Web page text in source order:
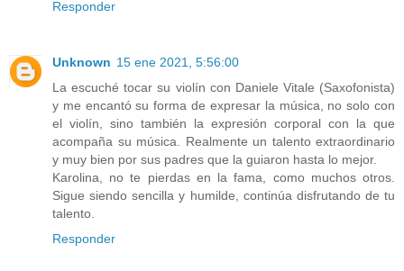
Responder
Unknown 15 ene 2021, 5:56:00
La escuché tocar su violín con Daniele Vitale (Saxofonista)
y me encantó su forma de expresar la música, no solo con
el violín, sino también la expresión corporal con la que
acompaña su música. Realmente un talento extraordinario
y muy bien por sus padres que la guiaron hasta lo mejor.
Karolina, no te pierdas en la fama, como muchos otros.
Sigue siendo sencilla y humilde, continúa disfrutando de tu
talento.
Responder